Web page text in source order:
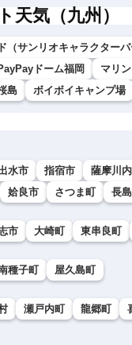
天気（九州）
（サンリオキャラクターパ
ドーム福岡
マリ
島 ボイボイキャンプ場
水市 指宿市 薩摩川
姶良市 さつま町 長
市 大崎町 東串良町
種子町 屋久島町
瀬戸内町 龍郷町